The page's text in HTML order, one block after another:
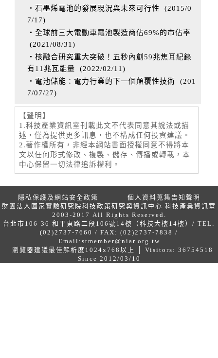
‧石墨烯電池的發展現況與未來可行性
(2015/0
7/17)
‧全球前三大電動車電池製造商佔69%的市佔率
(2021/08/31 )
‧核融合研究重大突破！五秒內創59兆焦耳紀錄
有11兆瓦能量 (2022/02/11 )
‧電池儲能：電力行業的下一個顛覆性技術 (201
7/07/27)
【聲明】
1.科技產業資訊室刊載此文不代表同意其說法或描
述，僅為提供更多訊息，也不構成任何投資建議。
2.著作權所有，非經本網站書面授權同意不得將本
文以任何形式修改、複製、儲存、傳播或轉載，本
中心保留一切法律追訴權利。
隱私保護及網站安全政策
個人資料蒐集告知聲明
財團法人國家實驗研究院科技政策研究與資訊中心 科技產業資訊室
2003-2017 All Rights Reserved.
台北市106-36 和平東路二段106號14樓（科技大樓14樓）/ TEL:
(02)2737-7660 / FAX: (02)2737-7838 /
Email: stmember@niar.org.tw
瀏覽器建議最佳解析度1024x768以上 │ Visitors: 36754518
Since 2012/03/10